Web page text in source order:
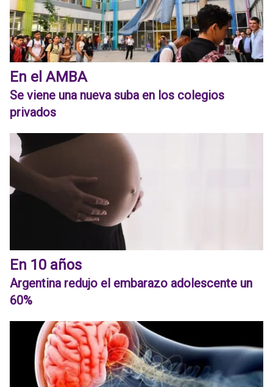
En el AMBA
Se viene una nueva suba en los colegios
privados
En 10 años
Argentina redujo el embarazo adolescente un
60%